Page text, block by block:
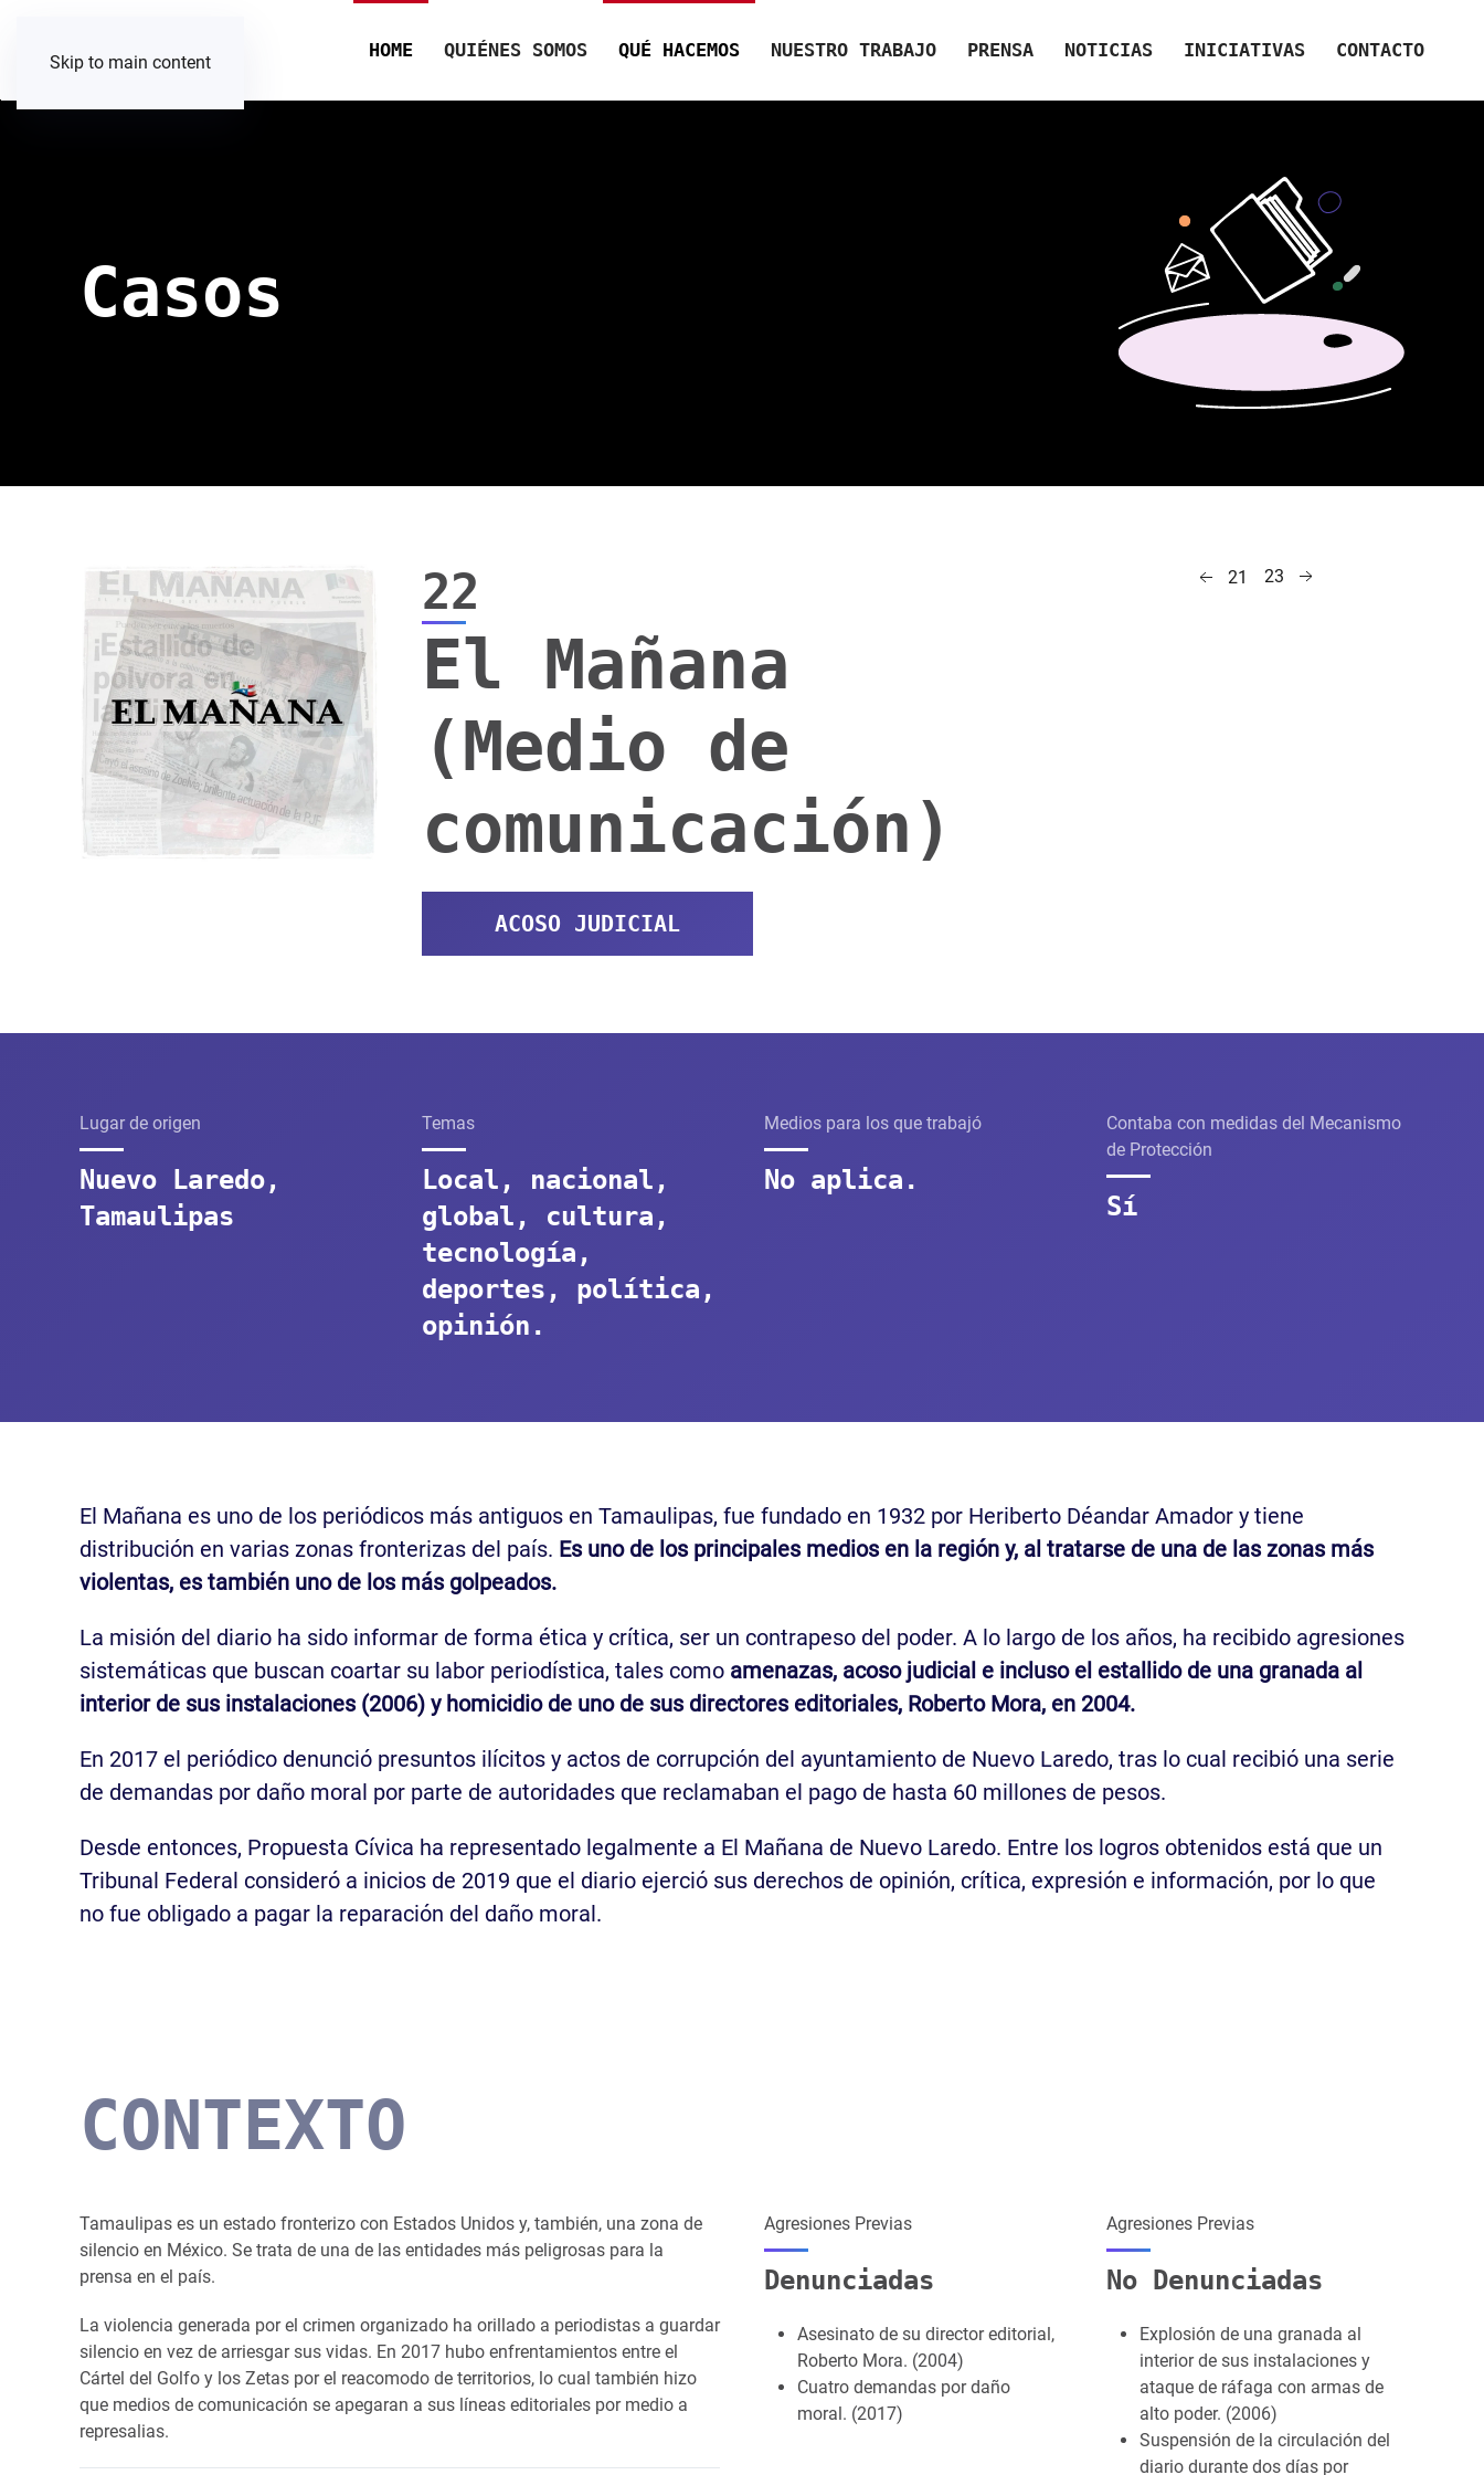
Skip to main content
HOME QUIÉNES SOMOS QUÉ HACEMOS NUESTRO TRABAJO PRENSA NOTICIAS INICIATIVAS CONTACTO
Casos
22
El Mañana
(Medio de
comunicación)
ACOSO JUDICIAL
21 23
Lugar de origen
Nuevo Laredo,
Tamaulipas
Temas
Local, nacional,
global, cultura,
tecnología,
deportes, política,
opinión.
Medios para los que trabajó
No aplica.
Contaba con medidas del Mecanismo
de Protección
Sí
El Mañana es uno de los periódicos más antiguos en Tamaulipas, fue fundado en 1932 por Heriberto Déandar Amador y tiene
distribución en varias zonas fronterizas del país. Es uno de los principales medios en la región y, al tratarse de una de las zonas más
violentas, es también uno de los más golpeados.
La misión del diario ha sido informar de forma ética y crítica, ser un contrapeso del poder. A lo largo de los años, ha recibido agresiones
sistemáticas que buscan coartar su labor periodística, tales como amenazas, acoso judicial e incluso el estallido de una granada al
interior de sus instalaciones (2006) y homicidio de uno de sus directores editoriales, Roberto Mora, en 2004.
En 2017 el periódico denunció presuntos ilícitos y actos de corrupción del ayuntamiento de Nuevo Laredo, tras lo cual recibió una serie
de demandas por daño moral por parte de autoridades que reclamaban el pago de hasta 60 millones de pesos.
Desde entonces, Propuesta Cívica ha representado legalmente a El Mañana de Nuevo Laredo. Entre los logros obtenidos está que un
Tribunal Federal consideró a inicios de 2019 que el diario ejerció sus derechos de opinión, crítica, expresión e información, por lo que
no fue obligado a pagar la reparación del daño moral.
CONTEXTO
Tamaulipas es un estado fronterizo con Estados Unidos y, también, una zona de
silencio en México. Se trata de una de las entidades más peligrosas para la
prensa en el país.
La violencia generada por el crimen organizado ha orillado a periodistas a guardar
silencio en vez de arriesgar sus vidas. En 2017 hubo enfrentamientos entre el
Cártel del Golfo y los Zetas por el reacomodo de territorios, lo cual también hizo
que medios de comunicación se apegaran a sus líneas editoriales por medio a
represalias.
Agresiones Previas
Denunciadas
Asesinato de su director editorial,
Roberto Mora. (2004)
Cuatro demandas por daño
moral. (2017)
Agresiones Previas
No Denunciadas
Explosión de una granada al
interior de sus instalaciones y
ataque de ráfaga con armas de
alto poder. (2006)
Suspensión de la circulación del
diario durante dos días por